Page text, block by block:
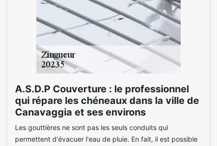
A.S.D.P Couverture : le professionnel
qui répare les chéneaux dans la ville de
Canavaggia et ses environs
Les gouttières ne sont pas les seuls conduits qui
permettent d'évacuer l'eau de pluie. En fait, il est possible